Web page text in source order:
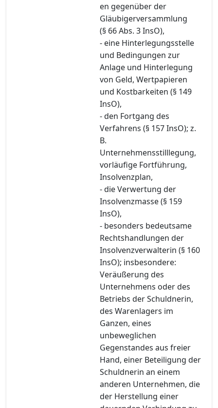
en gegenüber der
Gläubigerversammlung
(§ 66 Abs. 3 InsO),
- eine Hinterlegungsstelle
und Bedingungen zur
Anlage und Hinterlegung
von Geld, Wertpapieren
und Kostbarkeiten (§ 149
InsO),
- den Fortgang des
Verfahrens (§ 157 InsO); z.
B.
Unternehmensstilllegung,
vorläufige Fortführung,
Insolvenzplan,
- die Verwertung der
Insolvenzmasse (§ 159
InsO),
- besonders bedeutsame
Rechtshandlungen der
Insolvenzverwalterin (§ 160
InsO); insbesondere:
Veräußerung des
Unternehmens oder des
Betriebs der Schuldnerin,
des Warenlagers im
Ganzen, eines
unbeweglichen
Gegenstandes aus freier
Hand, einer Beteiligung der
Schuldnerin an einem
anderen Unternehmen, die
der Herstellung einer